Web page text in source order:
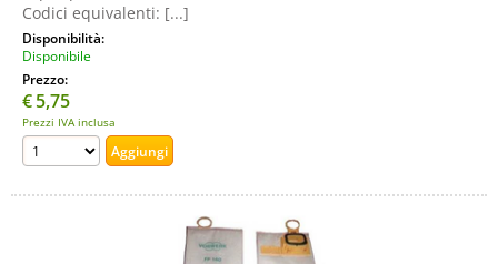
Codici equivalenti: [...]
Disponibilità:
Disponibile
Prezzo:
€5,75
Prezzi IVA inclusa